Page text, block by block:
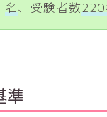
名、受験者数220
準